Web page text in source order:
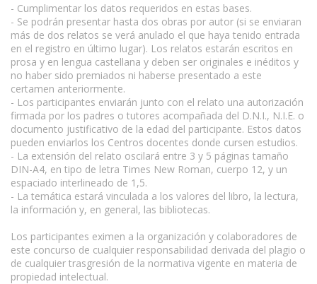
- Cumplimentar los datos requeridos en estas bases.
- Se podrán presentar hasta dos obras por autor (si se enviaran
más de dos relatos se verá anulado el que haya tenido entrada
en el registro en último lugar). Los relatos estarán escritos en
prosa y en lengua castellana y deben ser originales e inéditos y
no haber sido premiados ni haberse presentado a este
certamen anteriormente.
- Los participantes enviarán junto con el relato una autorización
firmada por los padres o tutores acompañada del D.N.I., N.I.E. o
documento justificativo de la edad del participante. Estos datos
pueden enviarlos los Centros docentes donde cursen estudios.
- La extensión del relato oscilará entre 3 y 5 páginas tamaño
DIN-A4, en tipo de letra Times New Roman, cuerpo 12, y un
espaciado interlineado de 1,5.
- La temática estará vinculada a los valores del libro, la lectura,
la información y, en general, las bibliotecas.
Los participantes eximen a la organización y colaboradores de
este concurso de cualquier responsabilidad derivada del plagio o
de cualquier trasgresión de la normativa vigente en materia de
propiedad intelectual.